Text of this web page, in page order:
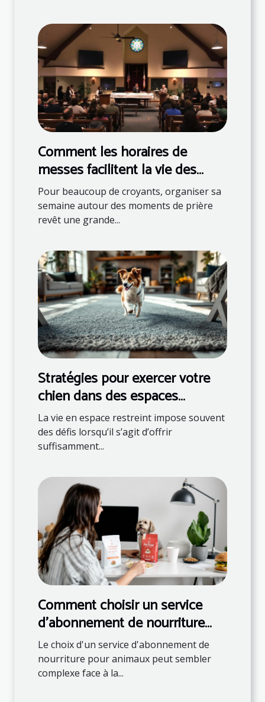
Comment les horaires de
messes facilitent la vie des
fidèles ?
Pour beaucoup de croyants, organiser sa
semaine autour des moments de prière
revêt une grande...
Stratégies pour exercer votre
chien dans des espaces
restreints
La vie en espace restreint impose souvent
des défis lorsqu’il s’agit d’offrir
suffisamment...
Comment choisir un service
d'abonnement de nourriture
pour animaux ?
Le choix d'un service d'abonnement de
nourriture pour animaux peut sembler
complexe face à la...